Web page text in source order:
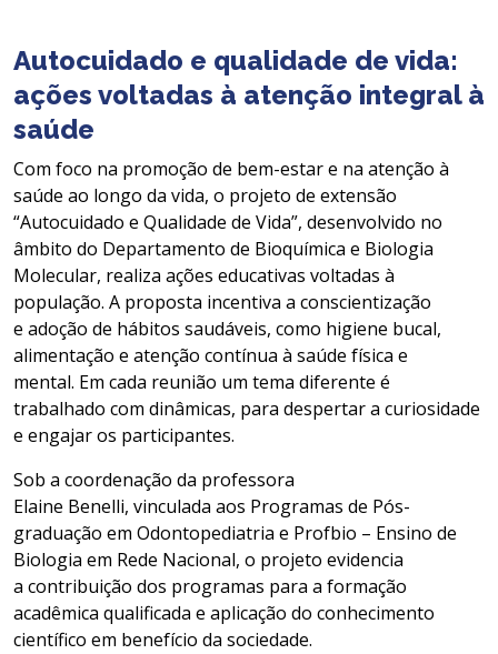
Autocuidado e qualidade de vida:
ações voltadas à atenção integral à
saúde
Com foco na promoção de bem-estar e na atenção à
saúde ao longo da vida, o projeto de extensão
“Autocuidado e Qualidade de Vida”, desenvolvido no
âmbito do Departamento de Bioquímica e Biologia
Molecular, realiza ações educativas voltadas à
população. A proposta incentiva a conscientização
e adoção de hábitos saudáveis, como higiene bucal,
alimentação e atenção contínua à saúde física e
mental. Em cada reunião um tema diferente é
trabalhado com dinâmicas, para despertar a curiosidade
e engajar os participantes.
Sob a coordenação da professora
Elaine Benelli, vinculada aos Programas de Pós-
graduação em Odontopediatria e Profbio – Ensino de
Biologia em Rede Nacional, o projeto evidencia
a contribuição dos programas para a formação
acadêmica qualificada e aplicação do conhecimento
científico em benefício da sociedade.